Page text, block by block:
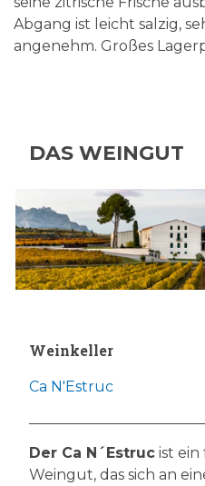
Abgang ist leicht salzig,
angenehm. Großes
DAS WEINGUT
Weinkeller
Ca N'Estruc
Der Ca N´Estruc ist
Weingut, das sich an